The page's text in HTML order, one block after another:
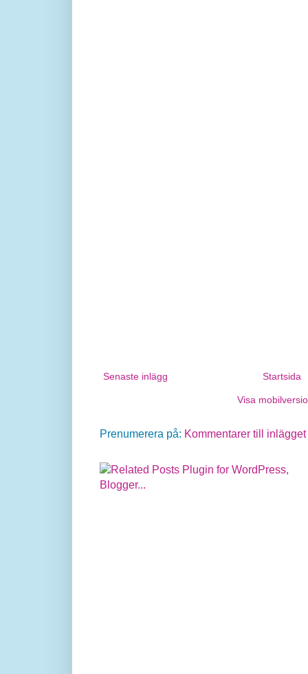
Senaste inlägg Startsida
Visa
Prenumerera på: Kommentarer till